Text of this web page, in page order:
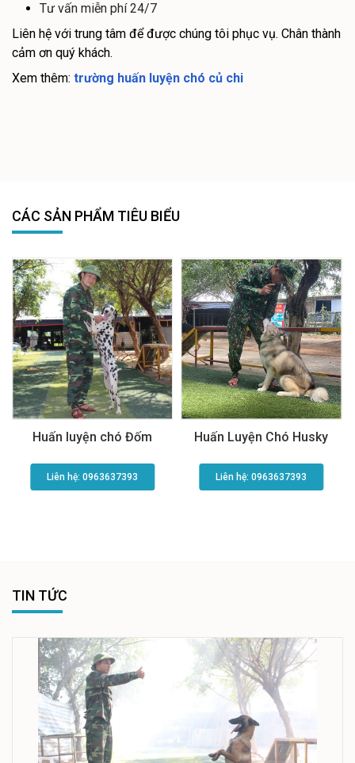
Tư vấn miễn phí 24/7
Liên hệ với trung tâm để được chúng tôi phục vụ. Chân thành
cảm ơn quý khách.
Xem thêm: trường huấn luyện chó củ chi
CÁC SẢN PHẨM TIÊU BIỂU
Huấn luyện chó Đốm
Liên hệ: 0963637393​
Huấn Luyện Chó Husky
Liên hệ: 0963637393​
TIN TỨC